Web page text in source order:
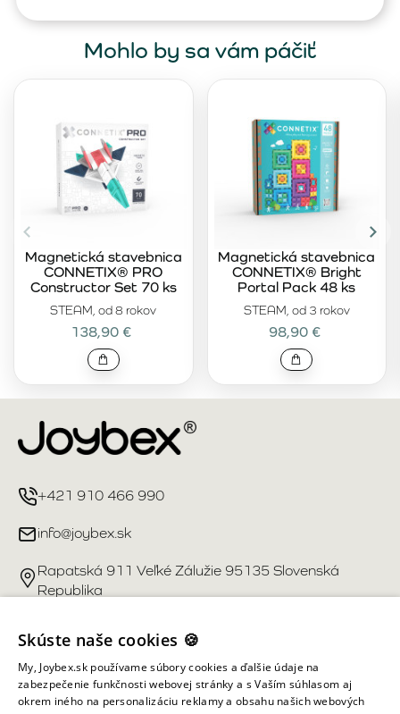
Mohlo by sa vám páčiť
STEAM, od 8 rokov
Magnetická stavebnica
CONNETIX® PRO
Constructor Set 70 ks
138,90 €
STEAM, od 3 rokov
Magnetická stavebnica
CONNETIX® Bright
Portal Pack 48 ks
98,90 €
+421 910 466 990
info@joybex.sk
Rapatská 911 Veľké Zálužie 95135 Slovenská
Republika
Užitočné odkazy
Účet
Skúste naše cookies 🍪
My, Joybex.sk používame súbory cookies a ďalšie údaje na
zabezpečenie funkčnosti webovej stránky a s Vaším súhlasom aj
okrem iného na personalizáciu reklamy a obsahu našich webových